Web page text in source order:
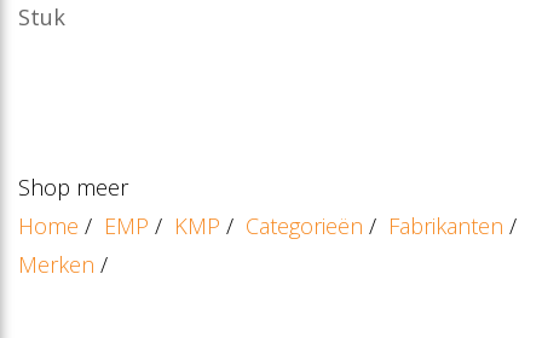
Stuk
Shop meer
Home / EMP / KMP / Categorieën / Fabrikanten /
Merken /